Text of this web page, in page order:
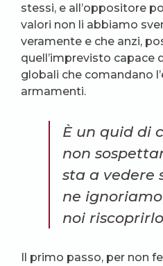
stessi, e all’oppositore
valori non li abbiamo
veramente e che anzi,
quell’imprevisto capace
globali che comandano
armamenti.
È un quid di
non
sta a vedere
ne
noi
Il primo passo, per non